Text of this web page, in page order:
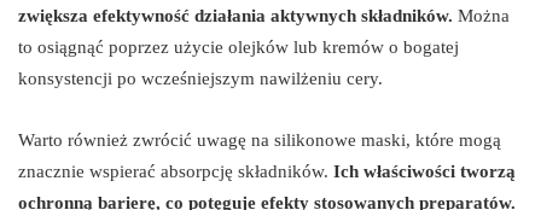
zwiększa efektywność działania aktywnych składników. Można
to osiągnąć poprzez użycie olejków lub kremów o bogatej
konsystencji po wcześniejszym nawilżeniu cery.
Warto również zwrócić uwagę na silikonowe maski, które mogą
znacznie wspierać absorpcję składników. Ich właściwości tworzą
ochronną barierę, co potęguje efekty stosowanych preparatów.